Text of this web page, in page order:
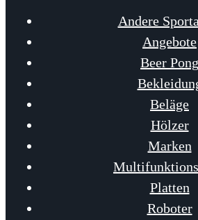
Andere
Angebote
Beer Pong
Beläge
Hölzer
Marken
Platten
Roboter